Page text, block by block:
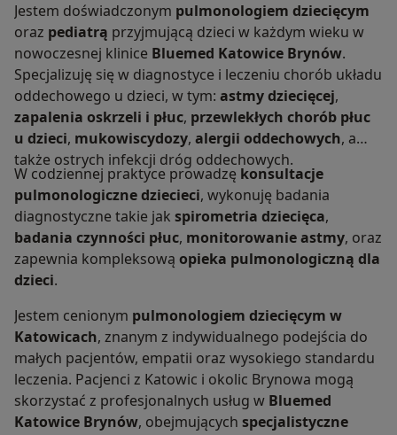
Jestem doświadczonym pulmonologiem dziecięcym
oraz pediatrą przyjmującą dzieci w każdym wieku w
nowoczesnej klinice Bluemed Katowice Brynów.
Specjalizuję się w diagnostyce i leczeniu chorób układu
oddechowego u dzieci, w tym: astmy dziecięcej,
zapalenia oskrzeli i płuc, przewlekłych chorób płuc
u dzieci, mukowiscydozy, alergii oddechowych, a
także ostrych infekcji dróg oddechowych.
W codziennej praktyce prowadzę konsultacje
pulmonologiczne dziecieci, wykonuję badania
diagnostyczne takie jak spirometria dziecięca,
badania czynności płuc, monitorowanie astmy, oraz
zapewnia kompleksową opieka pulmonologiczną dla
dzieci.
Jestem cenionym pulmonologiem dziecięcym w
Katowicach, znanym z indywidualnego podejścia do
małych pacjentów, empatii oraz wysokiego standardu
leczenia. Pacjenci z Katowic i okolic Brynowa mogą
skorzystać z profesjonalnych usług w Bluemed
Katowice Brynów, obejmujących specjalistyczne